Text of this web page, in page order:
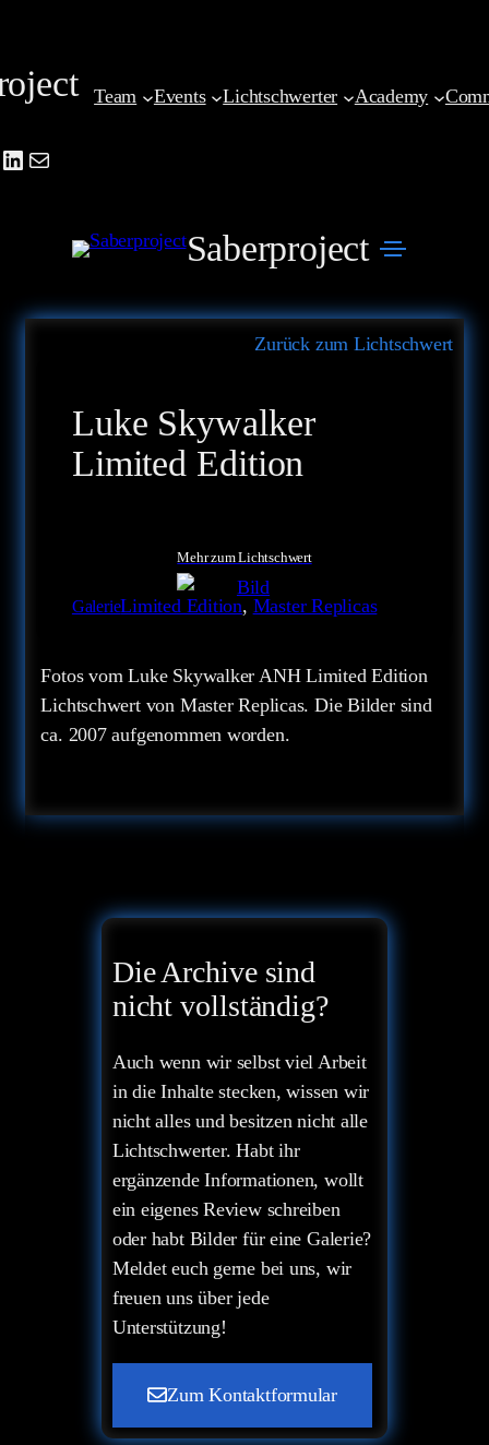
springen
Mail
Team Events Lichtschwerter Academy
Saberproject
Zurück zum Lichtschwert
Luke Skywalker
Limited Edition
Mehr zum Lichtschwert
GalerieLimited Edition, Master Replicas
Fotos vom Luke Skywalker ANH Limited Edition
Lichtschwert von Master Replicas. Die Bilder sind
ca. 2007 aufgenommen worden.
Die Archive sind
nicht vollständig?
Auch wenn wir selbst viel Arbeit
in die Inhalte stecken, wissen wir
nicht alles und besitzen nicht alle
Lichtschwerter. Habt ihr
ergänzende Informationen, wollt
ein eigenes Review schreiben
oder habt Bilder für eine Galerie?
Meldet euch gerne bei uns, wir
freuen uns über jede
Unterstützung!
Zum Kontaktformular